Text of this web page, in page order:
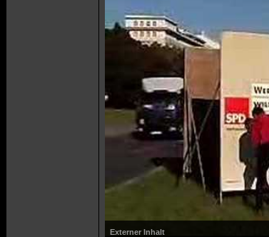
Externer Inhalt